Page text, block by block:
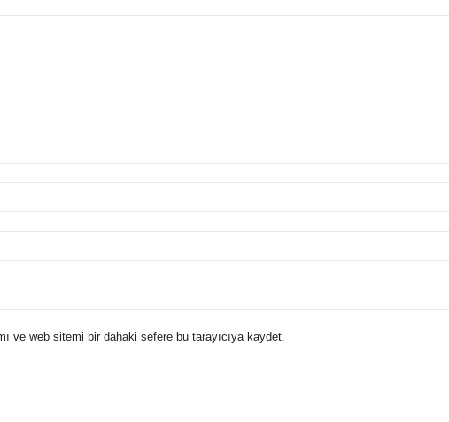
ve web sitemi bir dahaki sefere bu tarayıcıya kaydet.